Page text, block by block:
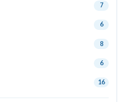
7
6
8
6
16